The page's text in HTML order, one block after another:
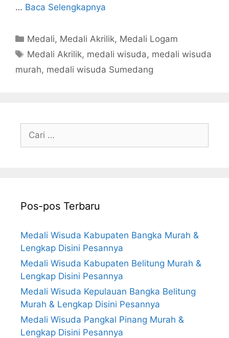
… Baca Selengkapnya
Kategori
Medali, Medali Akrilik, Medali Logam
Tag
Medali Akrilik, medali wisuda, medali wisuda
murah, medali wisuda Sumedang
untuk:
Pos-pos Terbaru
Medali Wisuda Kabupaten Bangka Murah &
Lengkap Disini Pesannya
Medali Wisuda Kabupaten Belitung Murah &
Lengkap Disini Pesannya
Medali Wisuda Kepulauan Bangka Belitung
Murah & Lengkap Disini Pesannya
Medali Wisuda Pangkal Pinang Murah &
Lengkap Disini Pesannya